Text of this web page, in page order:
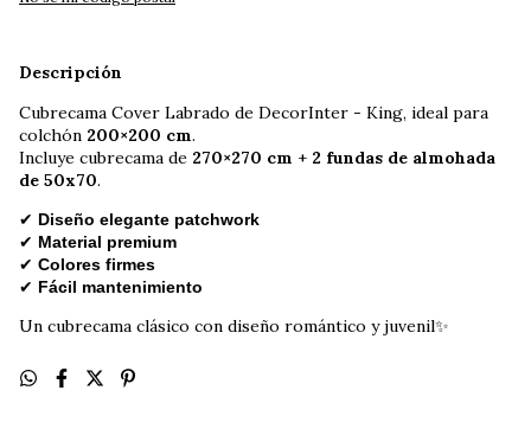
Descripción
Cubrecama Cover Labrado de DecorInter - King, ideal para
colchón 200×200 cm.
Incluye cubrecama de 270×270 cm + 2 fundas de almohada
de 50x70.
✔ Diseño elegante patchwork
✔ Material premium
✔ Colores firmes
✔ Fácil mantenimiento
Un cubrecama clásico con diseño romántico y juvenil✨